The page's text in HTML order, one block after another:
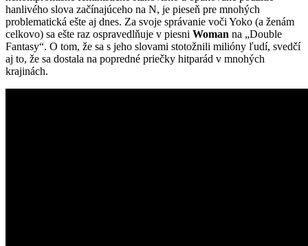
hanlivého slova začínajúceho na N, je pieseň pre mnohých
problematická ešte aj dnes. Za svoje správanie voči Yoko (a ženám
celkovo) sa ešte raz ospravedlňuje v piesni Woman na „Double
Fantasy“. O tom, že sa s jeho slovami stotožnili milióny ľudí, svedčí
aj to, že sa dostala na popredné priečky hitparád v mnohých
krajinách.